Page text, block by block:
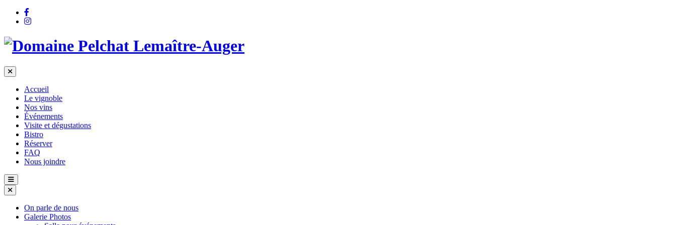
Accueil
Le vignoble
Nos vins
Événements
Visite et dégustations
Bistro
Réserver
FAQ
Nous joindre
On parle de nous
Galerie Photos